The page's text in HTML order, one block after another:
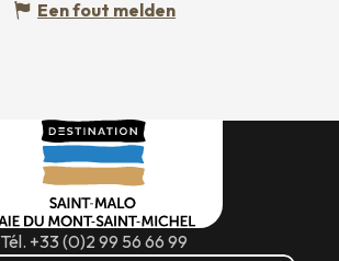
Een fout melden
Tél. +33 (0)2 99 56 66 99